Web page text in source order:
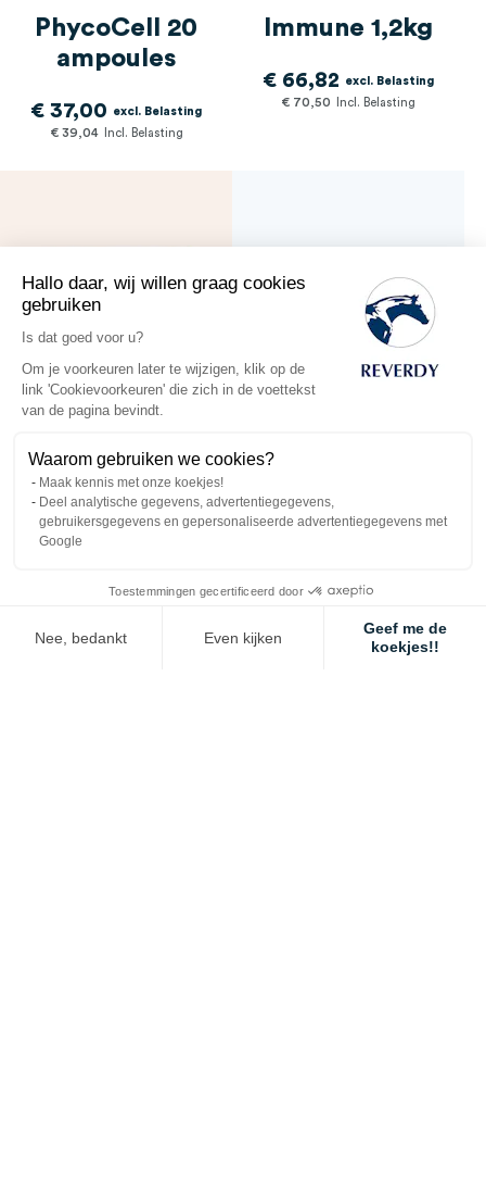
Hallo daar, wij willen graag cookies
gebruiken
Is dat goed voor u?
Om je voorkeuren later te wijzigen, klik op de
link 'Cookievoorkeuren' die zich in de voettekst
van de pagina bevindt.
Waarom gebruiken we cookies?
Maak kennis met onze koekjes!
Deel analytische gegevens, advertentiegegevens,
gebruikersgegevens en gepersonaliseerde advertentiegegevens met
Google
Toestemmingen gecertificeerd door
Nee, bedankt Even kijken
Geef me de
koekjes!!
PhycoCell 20
ampoules
€ 39,04
€ 37,00
Immune 1,2kg
€ 70,50
€ 66,82
Biergist 1kg
VitaC Protégée